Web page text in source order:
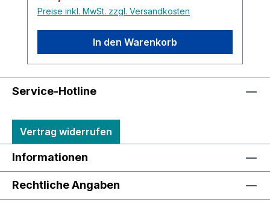
Preise inkl. MwSt. zzgl. Versandkosten
In den Warenkorb
Service-Hotline
Vertrag widerrufen
Informationen
Rechtliche Angaben